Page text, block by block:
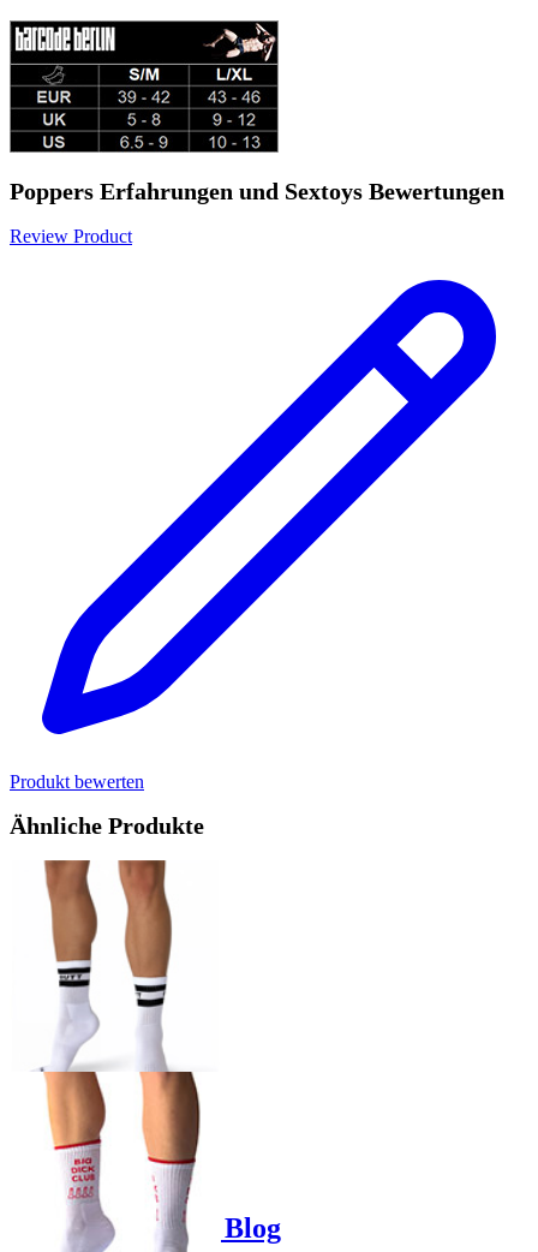
Poppers Erfahrungen und Sextoys Bewertungen
Review Product
Produkt bewerten
Ähnliche Produkte
Product options
Poppers-Shop.de Blog